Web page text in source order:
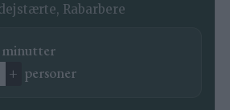
Rabarbere
minutter
+ personer